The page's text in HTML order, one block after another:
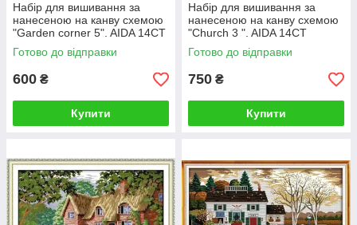
Набір для вишивання за
нанесеною на канву схемою
"Garden corner 5". AIDA 14CT
printed 25*34 см
Готово до відправки
600 ₴
Купити
Набір для вишивання за
нанесеною на канву схемою
"Church 3 ". AIDA 14CT
printed, 41*41 см
Готово до відправки
750 ₴
Купити